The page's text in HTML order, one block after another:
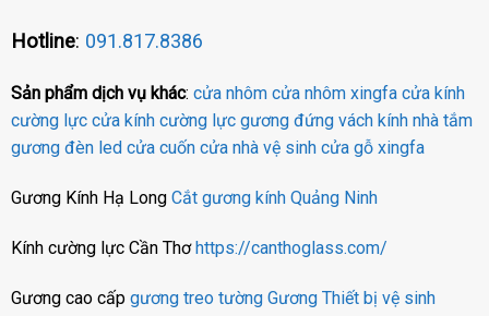
Hotline: 091.817.8386
Sản phẩm dịch vụ khác: cửa nhôm cửa nhôm xingfa cửa kính
cường lực cửa kính cường lực gương đứng vách kính nhà tắm
gương đèn led cửa cuốn cửa nhà vệ sinh cửa gỗ xingfa
Gương Kính Hạ Long Cắt gương kính Quảng Ninh
Kính cường lực Cần Thơhttps://canthoglass.com/
Gương cao cấp gương treo tường Gương Thiết bị vệ sinh